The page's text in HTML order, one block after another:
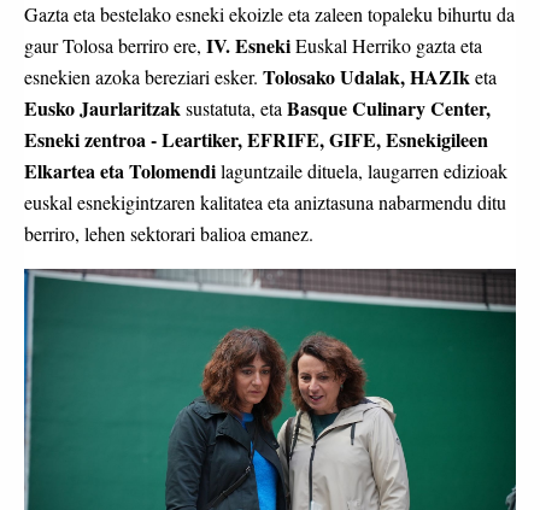
Gazta eta bestelako esneki ekoizle eta zaleen topaleku bihurtu da
gaur Tolosa berriro ere, IV. EsnekiEuskal Herriko gazta eta
esnekien azoka bereziari esker. Tolosako Udalak, HAZIketa
Eusko Jaurlaritzaksustatuta, etaBasque Culinary Center,
Esneki zentroa - Leartiker, EFRIFE, GIFE, Esnekigileen
Elkartea eta Tolomendilaguntzaile dituela, laugarren edizioak
euskal esnekigintzaren kalitatea eta aniztasuna nabarmendu ditu
berriro, lehen sektorari balioa emanez.